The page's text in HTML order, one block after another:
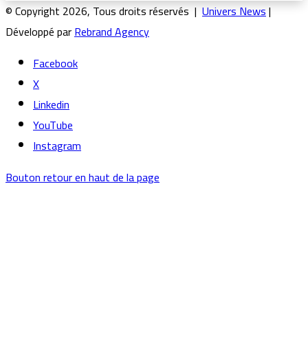
© Copyright 2026, Tous droits réservés |Univers News|
Développé parRebrand Agency
Facebook
X
Linkedin
YouTube
Instagram
Bouton retour en haut de la page